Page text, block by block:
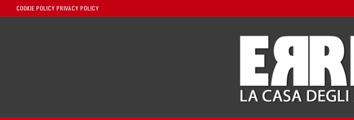
COOKIE POLICY PRIVACY POLICY